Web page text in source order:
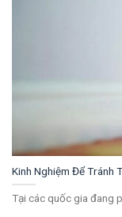
Kinh Nghiệm Để Tránh
Tại các quốc gia đang